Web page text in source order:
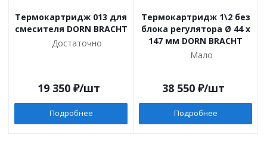
Термокартридж 013 для
смесителя DORN BRACHT
Достаточно
19 350 ₽/шт
Подробнее
Термокартридж 1\2 без
блока регулятора Ø 44 x
147 мм DORN BRACHT
Мало
38 550 ₽/шт
Подробнее